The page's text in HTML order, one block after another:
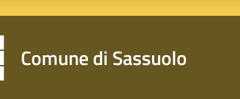
Comune di Sassuolo